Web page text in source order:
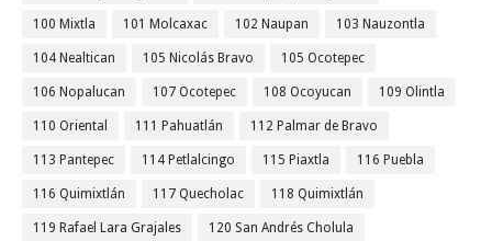
100 Mixtla 101 Molcaxac 102 Naupan 103 Nauzontla
104 Nealtican 105 Nicolás Bravo 105 Ocotepec
106 Nopalucan 107 Ocotepec 108 Ocoyucan 109 Olintla
110 Oriental 111 Pahuatlán 112 Palmar de Bravo
113 Pantepec 114 Petlalcingo 115 Piaxtla 116 Puebla
116 Quimixtlán 117 Quecholac 118 Quimixtlán
119 Rafael Lara Grajales 120 San Andrés Cholula